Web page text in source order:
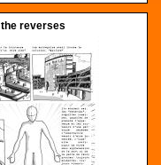
the reverses